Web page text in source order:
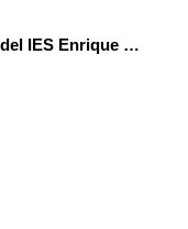
El Gabinete de Física del IES Enrique Tierno Galván de Parla (Curso 25-26)